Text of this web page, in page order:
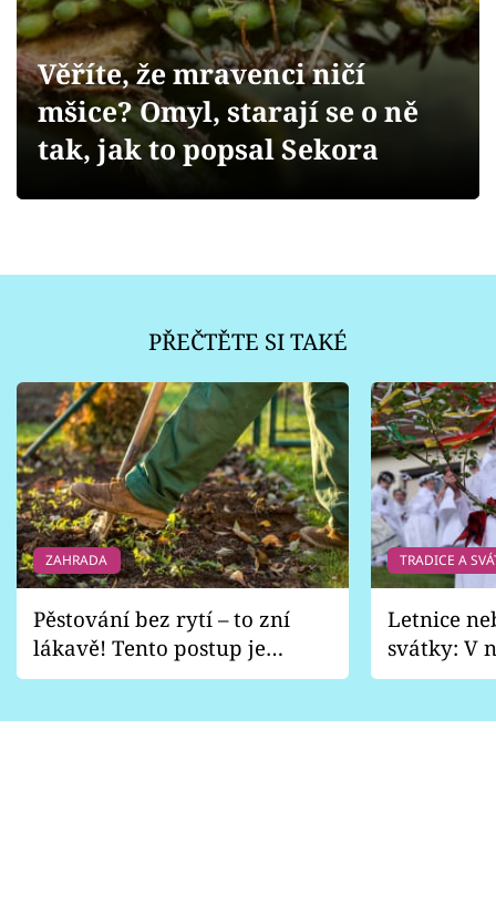
Přihlášení
Sledujte nás
Věříte, že mravenci ničí
mšice? Omyl, starají se o ně
tak, jak to popsal Sekora
PŘEČTĚTE SI TAKÉ
ZAHRADA
Pěstování bez rytí – to zní
lákavě! Tento postup je
vhodný jen pro některé
TRADICE A
Letnice
svátky: V
pondělí